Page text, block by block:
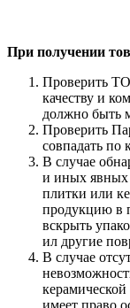
При получении
Проверить
качеству и
должно быть
Проверить
совпадать по
В случае
и иных явных
плитки или
продукцию в
вскрыть
ил другие
В случае
имеет право